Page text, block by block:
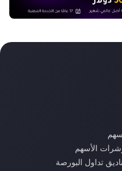
الأسهم
تداول البورصة